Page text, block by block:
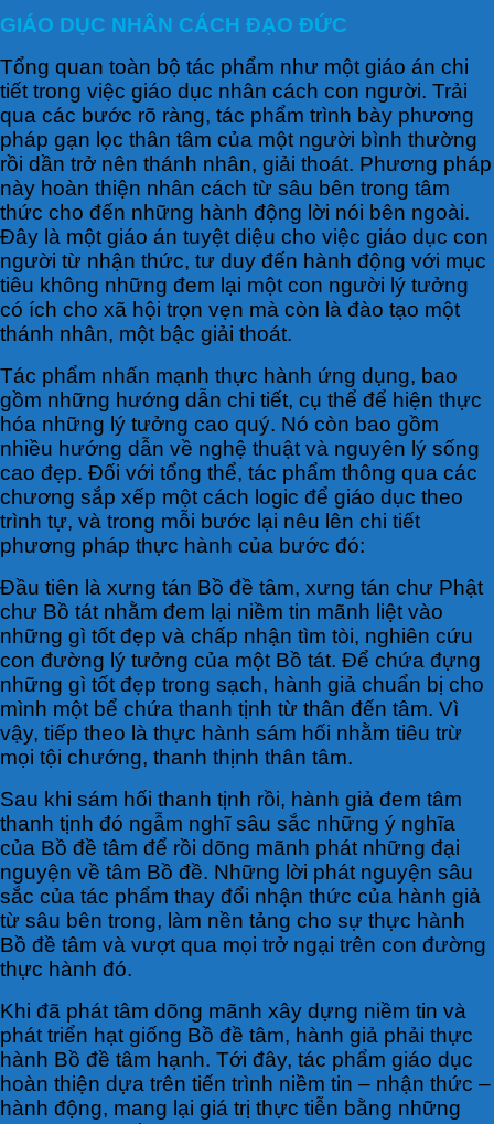
GIÁO DỤC NHÂN CÁCH ĐẠO ĐỨC
Tổng quan toàn bộ tác phẩm như một giáo án chi
tiết trong việc giáo dục nhân cách con người. Trải
qua các bước rõ ràng, tác phẩm trình bày phương
pháp gạn lọc thân tâm của một người bình thường
rồi dần trở nên thánh nhân, giải thoát. Phương pháp
này hoàn thiện nhân cách từ sâu bên trong tâm
thức cho đến những hành động lời nói bên ngoài.
Đây là một giáo án tuyệt diệu cho việc giáo dục con
người từ nhận thức, tư duy đến hành động với mục
tiêu không những đem lại một con người lý tưởng
có ích cho xã hội trọn vẹn mà còn là đào tạo một
thánh nhân, một bậc giải thoát.
Tác phẩm nhấn mạnh thực hành ứng dụng, bao
gồm những hướng dẫn chi tiết, cụ thể để hiện thực
hóa những lý tưởng cao quý. Nó còn bao gồm
nhiều hướng dẫn về nghệ thuật và nguyên lý sống
cao đẹp. Đối với tổng thể, tác phẩm thông qua các
chương sắp xếp một cách logic để giáo dục theo
trình tự, và trong mỗi bước lại nêu lên chi tiết
phương pháp thực hành của bước đó:
Đầu tiên là xưng tán Bồ đề tâm, xưng tán chư Phật
chư Bồ tát nhằm đem lại niềm tin mãnh liệt vào
những gì tốt đẹp và chấp nhận tìm tòi, nghiên cứu
con đường lý tưởng của một Bồ tát. Để chứa đựng
những gì tốt đẹp trong sạch, hành giả chuẩn bị cho
mình một bể chứa thanh tịnh từ thân đến tâm. Vì
vậy, tiếp theo là thực hành sám hối nhằm tiêu trừ
mọi tội chướng, thanh thịnh thân tâm.
Sau khi sám hối thanh tịnh rồi, hành giả đem tâm
thanh tịnh đó ngẫm nghĩ sâu sắc những ý nghĩa
của Bồ đề tâm để rồi dõng mãnh phát những đại
nguyện về tâm Bồ đề. Những lời phát nguyện sâu
sắc của tác phẩm thay đổi nhận thức của hành giả
từ sâu bên trong, làm nền tảng cho sự thực hành
Bồ đề tâm và vượt qua mọi trở ngại trên con đường
thực hành đó.
Khi đã phát tâm dõng mãnh xây dựng niềm tin và
phát triển hạt giống Bồ đề tâm, hành giả phải thực
hành Bồ đề tâm hạnh. Tới đây, tác phẩm giáo dục
hoàn thiện dựa trên tiến trình niềm tin – nhận thức –
hành động, mang lại giá trị thực tiễn bằng những